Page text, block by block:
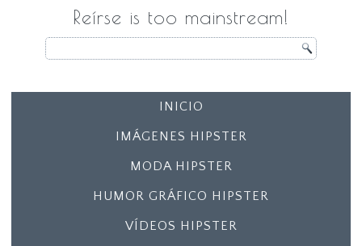
Reírse is too mainstream!
INICIO
IMÁGENES HIPSTER
MODA HIPSTER
HUMOR GRÁFICO HIPSTER
VÍDEOS HIPSTER